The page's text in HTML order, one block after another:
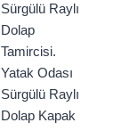
Sürgülü Raylı
Dolap
Tamircisi.
Yatak Odası
Sürgülü Raylı
Dolap Kapak